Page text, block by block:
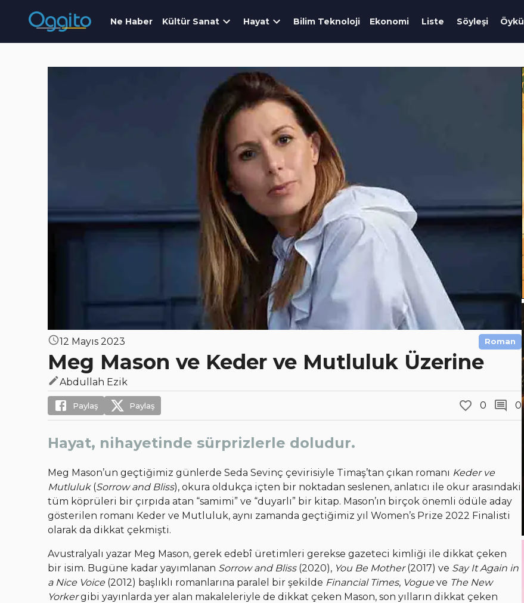
Ne Haber Kültür Sanat Hayat Bilim Teknoloji Ekonomi Liste Söyleşi Öykü
12 Mayıs 2023 Roman
Meg Mason ve Keder ve Mutluluk Üzerine
Abdullah Ezik
Paylaş Paylaş 0 0
Hayat, nihayetinde sürprizlerle doludur.
Meg Mason’un geçtiğimiz günlerde Seda Sevinç çevirisiyle Timaş’tan çıkan romanı Keder ve
Mutluluk(Sorrow and Bliss), okura oldukça içten bir noktadan seslenen, anlatıcı ile okur arasındaki
tüm köprüleri bir çırpıda atan “samimi” ve “duyarlı” bir kitap. Mason’ın birçok önemli ödüle aday
gösterilen romanı Keder ve Mutluluk, aynı zamanda geçtiğimiz yıl Women’s Prize 2022 Finalisti
olarak da dikkat çekmişti.
Avustralyalı yazar Meg Mason, gerek edebî üretimleri gerekse gazeteci kimliği ile dikkat çeken
bir isim. Bugüne kadar yayımlanan Sorrow and Bliss(2020), You Be Mother(2017) ve Say It Again in
a Nice Voice(2012) başlıklı romanlarına paralel bir şekilde Financial Times, Vogueve The New
Yorkergibi yayınlarda yer alan makaleleriyle de dikkat çeken Mason, son yılların dikkat çeken